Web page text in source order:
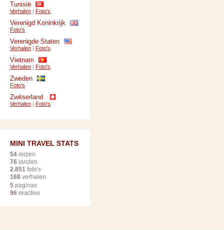
Tunisië
Verhalen | Foto's
Verenigd Koninkrijk
Foto's
Verenigde Staten
Verhalen | Foto's
Vietnam
Verhalen | Foto's
Zweden
Foto's
Zwitserland
Verhalen | Foto's
MINI TRAVEL STATS
54 reizen
76 landen
2.851 foto's
168 verhalen
5 paginas
96 reacties